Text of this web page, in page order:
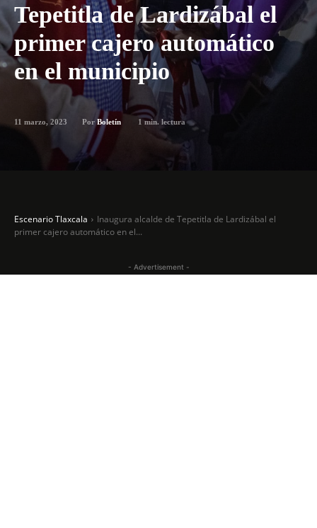
Tepetitla de Lardizábal el
primer cajero automático
en el municipio
11 marzo, 2023 Por Boletín 1 min. lectura
Escenario Tlaxcala
Inaugura alcalde de Tepetitla de Lardizábal el
primer cajero automático en el...
- Advertisement -